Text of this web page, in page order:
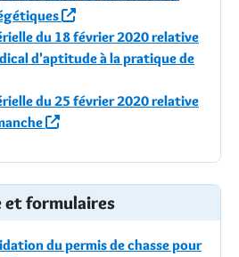
du 18 février 2020 relative
d'aptitude à la pratique de
du 25 février 2020 relative
et formulaires
du permis de chasse pour